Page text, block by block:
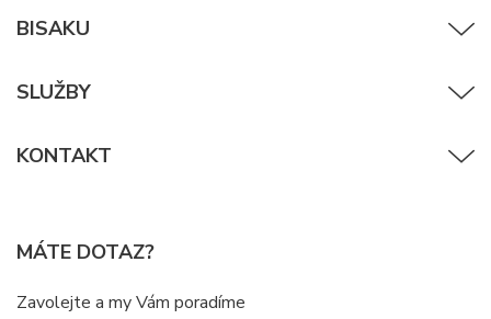
BISAKU
SLUŽBY
KONTAKT
MÁTE DOTAZ?
Zavolejte a my Vám poradíme